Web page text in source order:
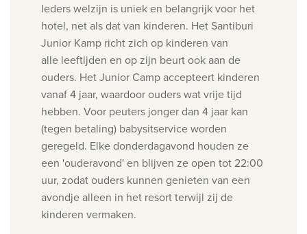
Ieders welzijn is uniek en belangrijk voor het
hotel, net als dat van kinderen. Het Santiburi
Junior Kamp richt zich op kinderen van
alle leeftijden en op zijn beurt ook aan de
ouders. Het Junior Camp accepteert kinderen
vanaf 4 jaar, waardoor ouders wat vrije tijd
hebben. Voor peuters jonger dan 4 jaar kan
(tegen betaling) babysitservice worden
geregeld. Elke donderdagavond houden ze
een 'ouderavond' en blijven ze open tot 22:00
uur, zodat ouders kunnen genieten van een
avondje alleen in het resort terwijl zij de
kinderen vermaken.